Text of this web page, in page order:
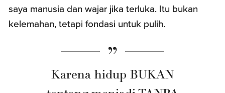
saya manusia dan wajar jika terluka. Itu bukan
kelemahan, tetapi fondasi untuk pulih.
Karena hidup BUKAN